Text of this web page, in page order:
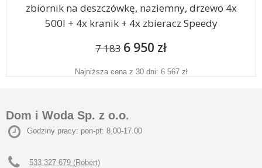
zbiornik na deszczówkę, naziemny, drzewo 4x
500l + 4x kranik + 4x zbieracz Speedy
7 183 6 950 zł
Najniższa cena z 30 dni: 6 567 zł
Dom i Woda Sp. z o.o.
Godziny pracy: pon-pt: 8.00-17.00
533 327 679 (Robert)